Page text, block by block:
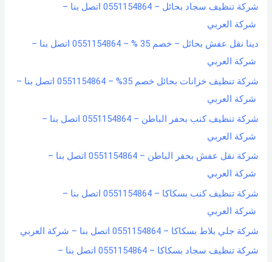
شركة تنظيف سجاد بحائل – 0551154864 اتصل بنا –
شركة العربي
دينا نقل عفش بحائل – خصم 35 % – 0551154864 اتصل بنا –
شركة العربي
شركة تنظيف خزانات بحائل خصم 35% – 0551154864 اتصل بنا –
شركة العربي
شركة تنظيف كنب بحفر الباطن – 0551154864 اتصل بنا –
شركة العربي
شركة نقل عفش بحفر الباطن – 0551154864 اتصل بنا –
شركة العربي
شركة تنظيف كنب بسكاكا – 0551154864 اتصل بنا –
شركة العربي
شركة جلي بلاط بسكاكا – 0551154864 اتصل بنا – شركة العربي
شركة تنظيف سجاد بسكاكا – 0551154864 اتصل بنا –